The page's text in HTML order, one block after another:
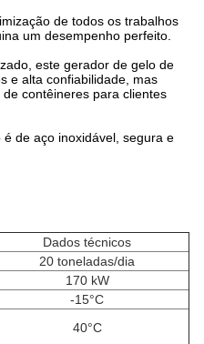
de todos os trabalhos
um desempenho perfeito.
este gerador de gelo de
e alta confiabilidade, mas
contêineres para clientes
de aço inoxidável, segura e
Dados técnicos
20 toneladas/dia
170 kW
-15°C
40°C